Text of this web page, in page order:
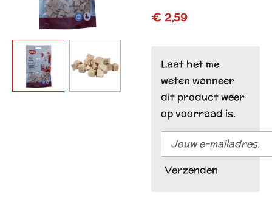
€ 2,59
Laat het me
weten wanneer
dit product weer
op voorraad is.
Verzenden